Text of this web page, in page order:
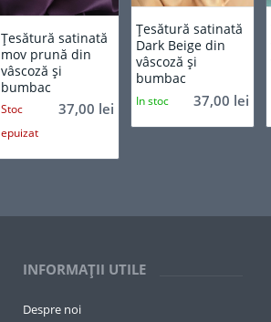
Țesătură satinată
mov prună din
vâscoză și
bumbac
37,00 lei
Stoc
epuizat
Țesătură satinată
Dark Beige din
vâscoză și
bumbac
37,00 lei
In stoc
INFORMAȚII UTILE
Despre noi